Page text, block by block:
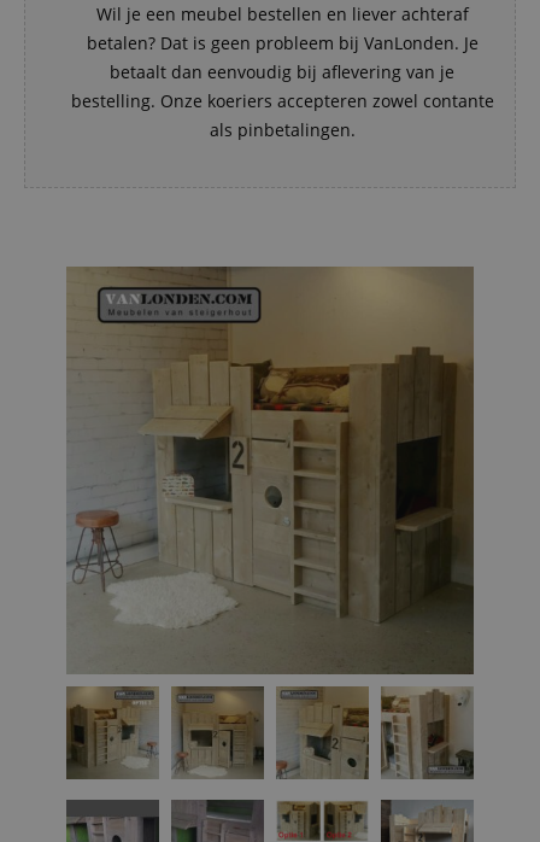
Wil je een meubel bestellen en liever achteraf
betalen? Dat is geen probleem bij VanLonden. Je
betaalt dan eenvoudig bij aflevering van je
bestelling. Onze koeriers accepteren zowel contante
als pinbetalingen.